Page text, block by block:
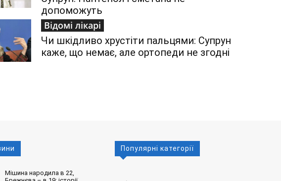
допоможуть
Відомі лікарі
Чи шкідливо хрустіти пальцями: Супрун
каже, що немає, але ортопеди не згодні
Мішина народила в 22,
Популярні категорії